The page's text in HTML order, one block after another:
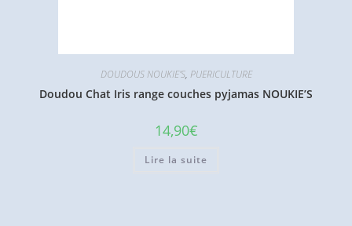
DOUDOUS NOUKIE'S, PUERICULTURE
Doudou Chat Iris range couches pyjamas NOUKIE’S
14,90€
Lire la suite